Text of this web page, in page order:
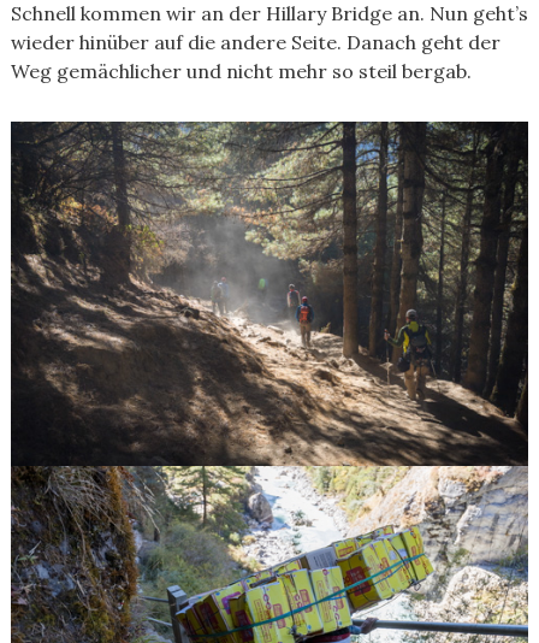
Schnell kommen wir an der Hillary Bridge an. Nun geht’s
wieder hinüber auf die andere Seite. Danach geht der
Weg gemächlicher und nicht mehr so steil bergab.